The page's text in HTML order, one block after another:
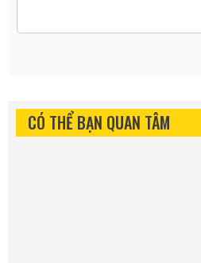
CÓ THỂ BẠN QUAN TÂM